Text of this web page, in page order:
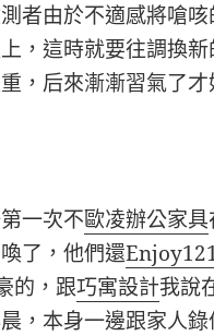
者由於不適感將嗆
，這時就要往調換
，后來漸漸習氣了
一次不歐凌辦公家具
了，他們還
的，跟巧寓設計我說
，本身一邊跟家人